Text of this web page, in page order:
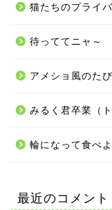
猫たちのプライ
待っててニャ～
アメショ風のた
みるく君卒業（
輪になって食べよ
最近のコメント